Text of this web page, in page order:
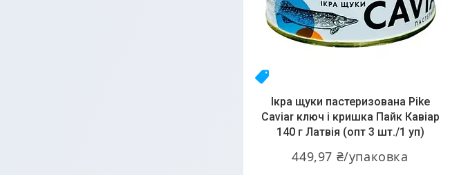
Ікра щуки пастеризована Pike
Caviar ключ і кришка Пайк Кавіар
140 г Латвія (опт 3 шт./1 уп)
449,97 ₴/упаковка